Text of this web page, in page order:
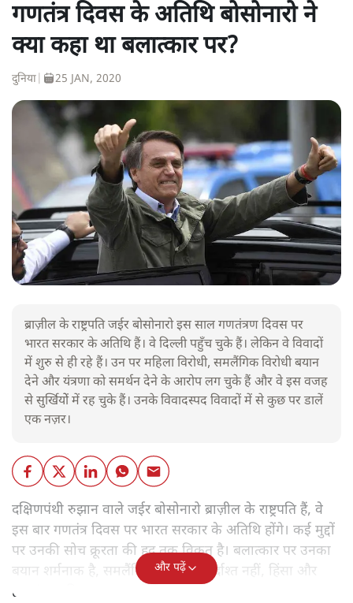
गणतंत्र दिवस के अतिथि बोसोनारो ने
क्या कहा था बलात्कार पर?
दुनिया 25 JAN, 2020
ब्राज़ील के राष्ट्रपति जईर बोसोनारो इस साल गणतंत्रण दिवस पर
भारत सरकार के अतिथि हैं। वे दिल्ली पहुँच चुके हैं। लेकिन वे विवादों
में शुरु से ही रहे हैं। उन पर महिला विरोधी, समलैंगिक विरोधी बयान
देने और यंत्रणा को समर्थन देने के आरोप लग चुके हैं और वे इस वजह
से सुर्खियोें में रह चुके हैं। उनके विवादस्पद विवादों में से कुछ पर डालें
एक नज़र।
दक्षिणपंथी रुझान वाले जईर बोसोनारो ब्राज़ील के राष्ट्रपति हैं, वे
इस बार गणतंत्र दिवस पर भारत सरकार के अतिथि होंगे। कई मुद्दों
पर उनकी सोच क्रूरता की हद तक विकृत है। बलात्कार पर उनका
बयान शर्मनाक है, समलैंगिक लोग उन्हें बर्दाश्त नहीं, हिंसा और
हत्याएं उनकी 'रूल-बुक' में हैं।
और पढ़ें